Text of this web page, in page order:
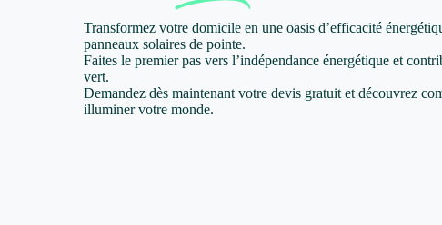
Transformez votre domicile en une oasis d’efficacité
panneaux solaires de pointe.
Faites le premier pas vers l’indépendance énergétique et
vert.
Demandez dès maintenant votre devis gratuit et découvrez
illuminer votre monde.